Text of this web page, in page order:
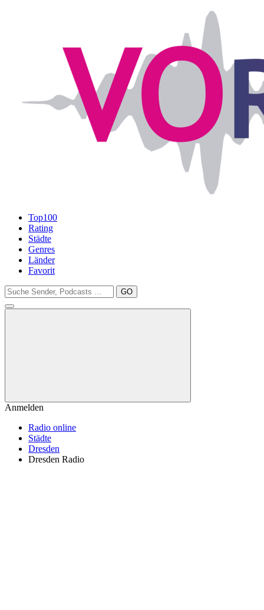
Top100
Rating
Städte
Genres
Länder
Favorit
GO
Anmelden
Radio online
Städte
Dresden
Dresden Radio